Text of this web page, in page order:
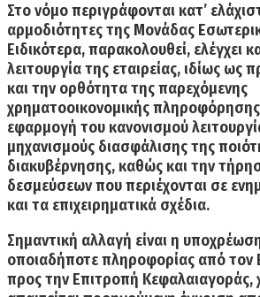
Στο νόμο περιγράφονται κατ’
αρμοδιότητες της Μονάδας
Ειδικότερα, παρακολουθεί, ελέγχει
λειτουργία της εταιρείας, ιδίως ως
και την ορθότητα της παρεχόμενης
χρηματοοικονομικής πληροφόρησης
εφαρμογή του κανονισμού
μηχανισμούς διασφάλισης της
διακυβέρνησης, καθώς και την
δεσμεύσεων που περιέχονται σε
και τα επιχειρηματικά σχέδια.
Σημαντική αλλαγή είναι η
οποιαδήποτε πληροφορίας από τον
προς την Επιτροπή Κεφαλαιαγοράς,